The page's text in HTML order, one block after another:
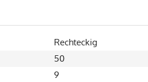
Rechteckig
50
9